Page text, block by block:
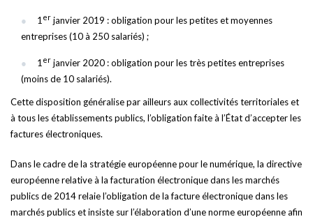
1 er janvier 2019 : obligation pour les petites et moyennes
entreprises (10 à 250 salariés) ;
1er janvier 2020 : obligation pour les très petites entreprises
(moins de 10 salariés).
Cette disposition généralise par ailleurs aux collectivités territoriales et
à tous les établissements publics, l’obligation faite à l’État d’accepter les
factures électroniques.
Dans le cadre de la stratégie européenne pour le numérique, la directive
européenne relative à la facturation électronique dans les marchés
publics de 2014 relaie l’obligation de la facture électronique dans les
marchés publics et insiste sur l’élaboration d’une norme européenne afin